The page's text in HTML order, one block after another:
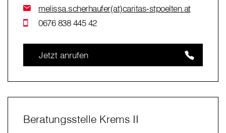
melissa.scherhaufer(at)caritas-stpoelten.at
0676 838 445 42
Jetzt anrufen
Beratungsstelle Krems II